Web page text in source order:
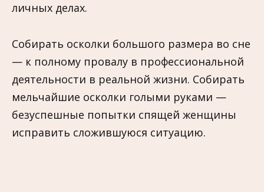
личных делах.
Собирать осколки большого размера во сне
— к полному провалу в профессиональной
деятельности в реальной жизни. Собирать
мельчайшие осколки голыми руками —
безуспешные попытки спящей женщины
исправить сложившуюся ситуацию.